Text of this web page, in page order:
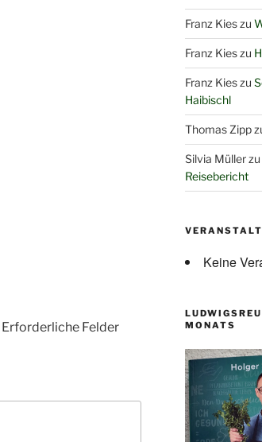
Erforderliche Felder
Franz Kieszu
Franz Kieszu
Franz Kieszu
Haibischl
Thomas Zipp
Silvia Müllerzu
Reisebericht
Keine
MONATS